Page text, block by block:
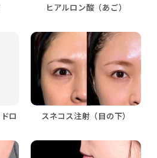
ヒアルロン酸（あご）
ロ スネコス注射（目の下）